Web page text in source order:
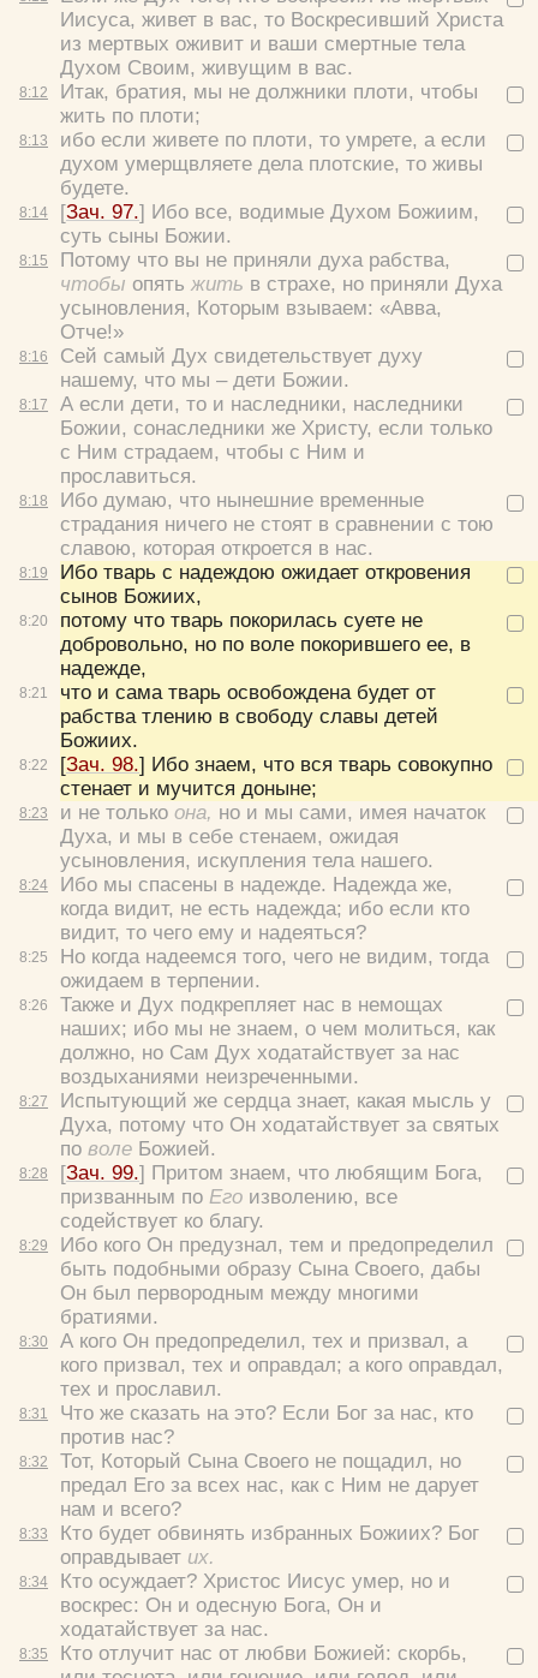
8:12
8:13
8:14
8:15
8:16
8:17
8:18
8:19
8:20
8:21
8:22
8:23
8:24
8:25
8:26
8:27
8:28
8:29
8:30
8:31
8:32
8:33
8:34
8:35
Иисуса, живет в вас, то Воскресивший Христа
из мертвых оживит и ваши смертные тела
Духом Своим, живущим в вас.
Итак, братия, мы не должники плоти, чтобы
жить по плоти;
ибо если живете по плоти, то умрете, а если
духом умерщвляете дела плотские, то живы
будете.
[Зач. 97.] Ибо все, водимые Духом Божиим,
суть сыны Божии.
Потому что вы не приняли духа рабства,
чтобы опять жить в страхе, но приняли Духа
усыновления, Которым взываем: «Авва,
Отче!»
Сей самый Дух свидетельствует духу
нашему, что мы – дети Божии.
А если дети, то и наследники, наследники
Божии, сонаследники же Христу, если только
с Ним страдаем, чтобы с Ним и
прославиться.
Ибо думаю, что нынешние временные
страдания ничего не стоят в сравнении с тою
славою, которая откроется в нас.
Ибо тварь с надеждою ожидает откровения
сынов Божиих,
потому что тварь покорилась суете не
добровольно, но по воле покорившего ее, в
надежде,
что и сама тварь освобождена будет от
рабства тлению в свободу славы детей
Божиих.
[Зач. 98.] Ибо знаем, что вся тварь совокупно
стенает и мучится доныне;
и не только она, но и мы сами, имея начаток
Духа, и мы в себе стенаем, ожидая
усыновления, искупления тела нашего.
Ибо мы спасены в надежде. Надежда же,
когда видит, не есть надежда; ибо если кто
видит, то чего ему и надеяться?
Но когда надеемся того, чего не видим, тогда
ожидаем в терпении.
Также и Дух подкрепляет нас в немощах
наших; ибо мы не знаем, о чем молиться, как
должно, но Сам Дух ходатайствует за нас
воздыханиями неизреченными.
Испытующий же сердца знает, какая мысль у
Духа, потому что Он ходатайствует за святых
по воле Божией.
[Зач. 99.] Притом знаем, что любящим Бога,
призванным по Его изволению, все
содействует ко благу.
Ибо кого Он предузнал, тем и предопределил
быть подобными образу Сына Своего, дабы
Он был первородным между многими
братиями.
А кого Он предопределил, тех и призвал, а
кого призвал, тех и оправдал; а кого оправдал,
тех и прославил.
Что же сказать на это? Если Бог за нас, кто
против нас?
Тот, Который Сына Своего не пощадил, но
предал Его за всех нас, как с Ним не дарует
нам и всего?
Кто будет обвинять избранных Божиих? Бог
оправдывает их.
Кто осуждает? Христос Иисус умер, но и
воскрес: Он и одесную Бога, Он и
ходатайствует за нас.
Кто отлучит нас от любви Божией: скорбь,
Хорошо
Да
Нет
Вход
Цвет:
Удалить Сохранить